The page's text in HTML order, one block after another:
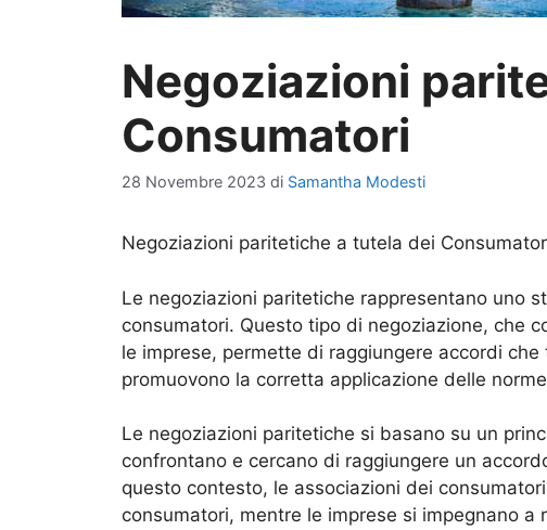
Negoziazioni
Consumatori
28 Novembre 2023 di Samantha Modesti
Negoziazioni paritetiche a tutela dei
Le negoziazioni paritetiche rappresentano uno
consumatori. Questo tipo di negoziazione, che
le imprese, permette di raggiungere accordi
promuovono la corretta applicazione delle
Le negoziazioni paritetiche si basano su un
confrontano e cercano di raggiungere un
questo contesto, le associazioni dei
consumatori, mentre le imprese si impegnano